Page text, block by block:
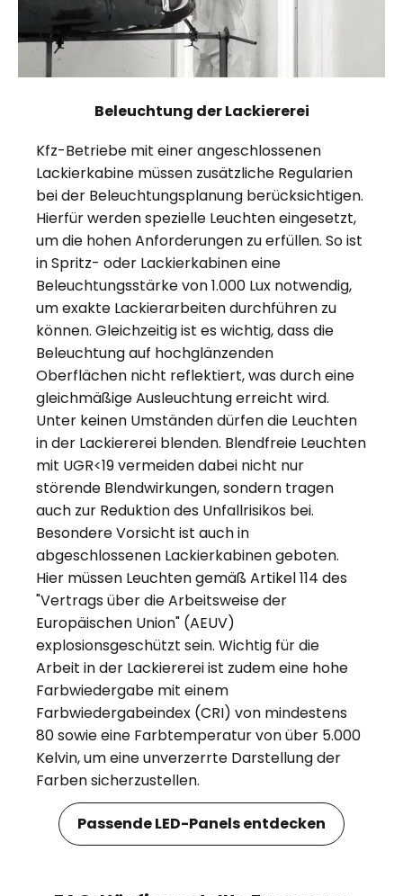
Beleuchtung der Lackiererei
Kfz-Betriebe mit einer angeschlossenen
Lackierkabine müssen zusätzliche Regularien
bei der Beleuchtungsplanung berücksichtigen.
Hierfür werden spezielle Leuchten eingesetzt,
um die hohen Anforderungen zu erfüllen. So ist
in Spritz- oder Lackierkabinen eine
Beleuchtungsstärke von 1.000 Lux notwendig,
um exakte Lackierarbeiten durchführen zu
können. Gleichzeitig ist es wichtig, dass die
Beleuchtung auf hochglänzenden
Oberflächen nicht reflektiert, was durch eine
gleichmäßige Ausleuchtung erreicht wird.
Unter keinen Umständen dürfen die Leuchten
in der Lackiererei blenden. Blendfreie Leuchten
mit UGR<19 vermeiden dabei nicht nur
störende Blendwirkungen, sondern tragen
auch zur Reduktion des Unfallrisikos bei.
Besondere Vorsicht ist auch in
abgeschlossenen Lackierkabinen geboten.
Hier müssen Leuchten gemäß Artikel 114 des
"Vertrags über die Arbeitsweise der
Europäischen Union" (AEUV)
explosionsgeschützt sein. Wichtig für die
Arbeit in der Lackiererei ist zudem eine hohe
Farbwiedergabe mit einem
Farbwiedergabeindex (CRI) von mindestens
80 sowie eine Farbtemperatur von über 5.000
Kelvin, um eine unverzerrte Darstellung der
Farben sicherzustellen.
Passende LED-Panels entdecken